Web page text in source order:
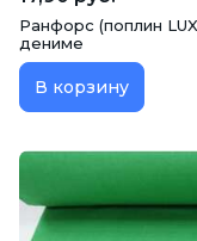
Ранфорс (поплин
дениме
В корзину